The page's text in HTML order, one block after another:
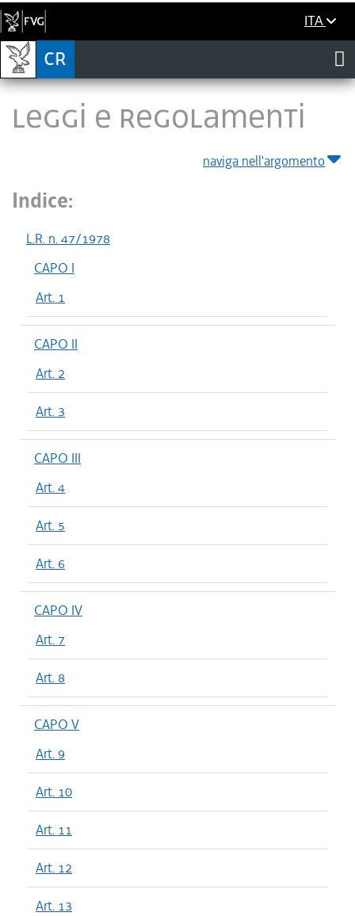
ITA
LEGGI E REGOLAMENTI
naviga nell'argomento
Indice:
L.R. n. 47/1978
CAPO I
Art. 1
CAPO II
Art. 2
Art. 3
CAPO III
Art. 4
Art. 5
Art. 6
CAPO IV
Art. 7
Art. 8
CAPO V
Art. 9
Art. 10
Art. 11
Art. 12
Art. 13